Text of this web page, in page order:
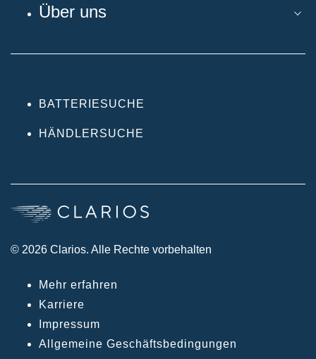
Über uns
BATTERIESUCHE
HÄNDLERSUCHE
© 2026 Clarios. Alle Rechte vorbehalten
Mehr erfahren
Karriere
Impressum
Allgemeine Geschäftsbedingungen